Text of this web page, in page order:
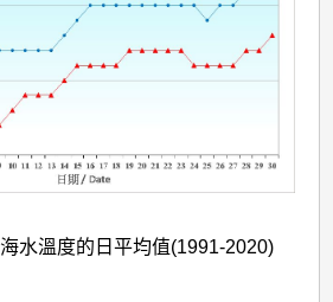
水溫度的日平均值(1991-2020)